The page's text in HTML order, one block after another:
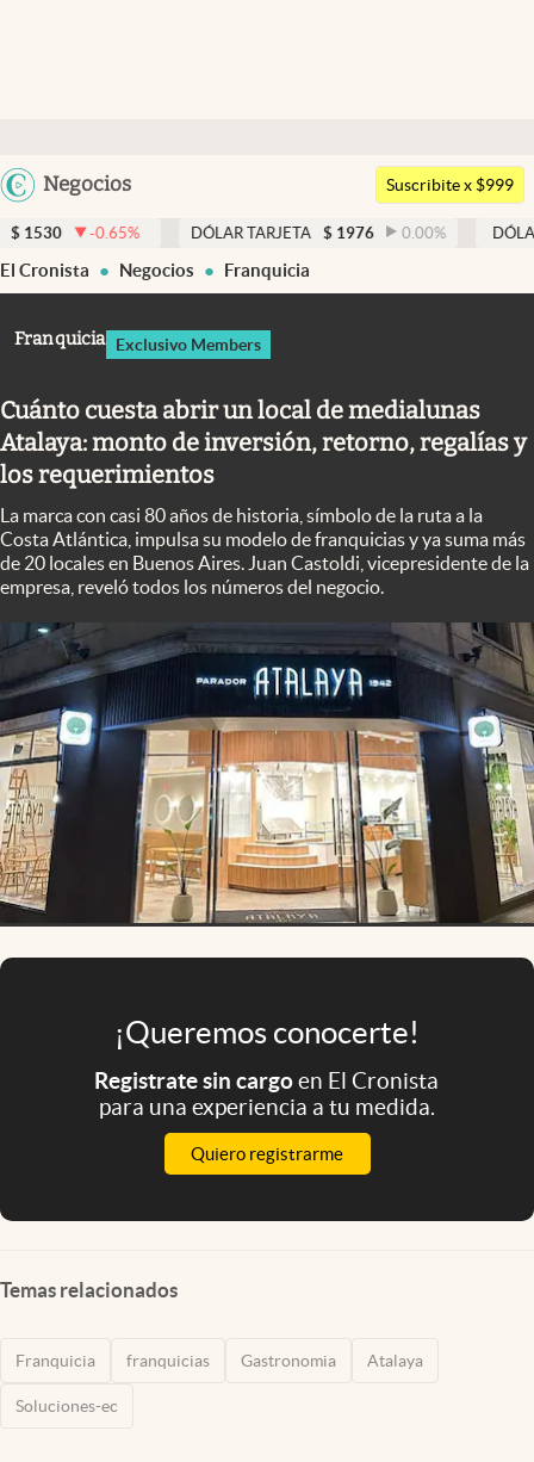
Argentina
Negocios
Members
Economía y Política
Finanzas y Mercados
Columnistas
Otras secciones
Infotechnology
Clase
Clima
Mundial 2026
Eventos Corporativos
El Cronista Studio
Mediakit
abre en nueva pestaña
Argentina
Suscribite x $999
-0.65% DÓLAR TARJETA $ 1976 0.00% DÓLAR MEP $
El Cronista Negocios Franquicia
Franquicia Exclusivo Members
Cuánto cuesta abrir un local de medialunas
Atalaya: monto de inversión, retorno, regalías y
los requerimientos
La marca con casi 80 años de historia, símbolo de la ruta a la
Costa Atlántica, impulsa su modelo de franquicias y ya suma más
de 20 locales en Buenos Aires. Juan Castoldi, vicepresidente de la
empresa, reveló todos los números del negocio.
¡Queremos conocerte!
Registrate sin cargoen El Cronista
para una experiencia a tu medida.
Quiero registrarme
Temas relacionados
Franquicia franquicias Gastronomia Atalaya
Soluciones-ec